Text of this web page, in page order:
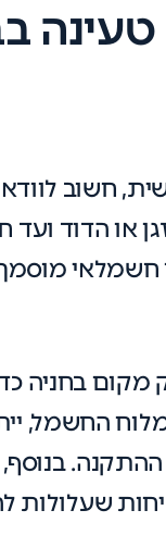
חשוב
הדוד ועד
חשמלאי
בחניה
החשמל,
בנוסף,
שעלולות